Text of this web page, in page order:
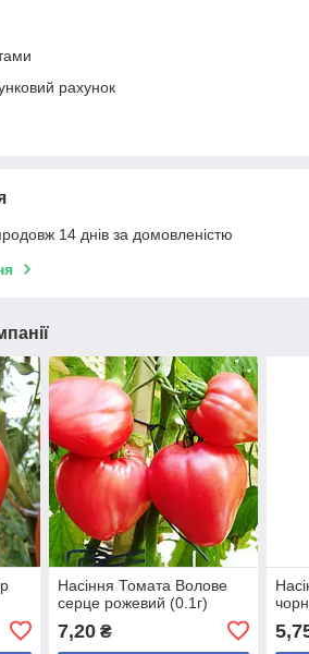
рахунок
14 днів за домовленістю
Насіння Томата Волове
серце рожевий (0.1г)
7,20₴